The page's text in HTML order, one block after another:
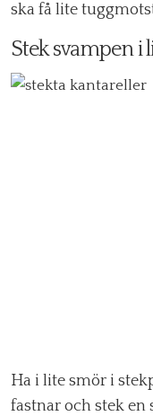
ska få lite
Stek svampen i
Ha i lite smör i
fastnar och stek en